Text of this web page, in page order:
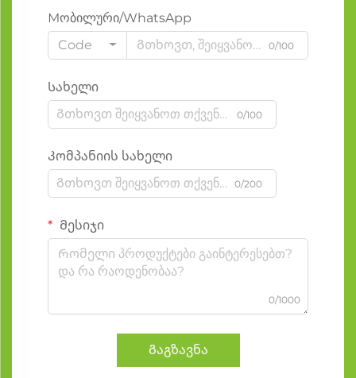
Мობილური/WhatsApp
Code
0/100
Სახელი
0/100
Კომპანიის სახელი
0/200
Მესიჯი
0/1000
Გაგზავნა